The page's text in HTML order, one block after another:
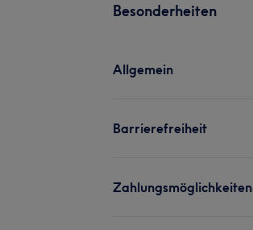
Besonderheiten
Allgemein
Barrierefreiheit
Zahlungsmöglichkeiten